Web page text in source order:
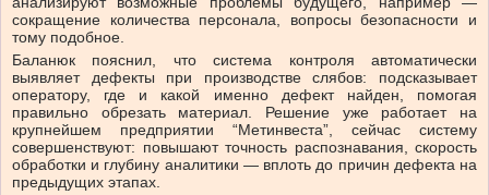
сокращение количества персонала, вопросы безопасности и
тому подобное.
Баланюк пояснил, что система контроля автоматически
выявляет дефекты при производстве слябов: подсказывает
оператору, где и какой именно дефект найден, помогая
правильно обрезать материал. Решение уже работает на
крупнейшем предприятии “Метинвеста”, сейчас систему
совершенствуют: повышают точность распознавания, скорость
обработки и глубину аналитики — вплоть до причин дефекта на
предыдущих этапах.